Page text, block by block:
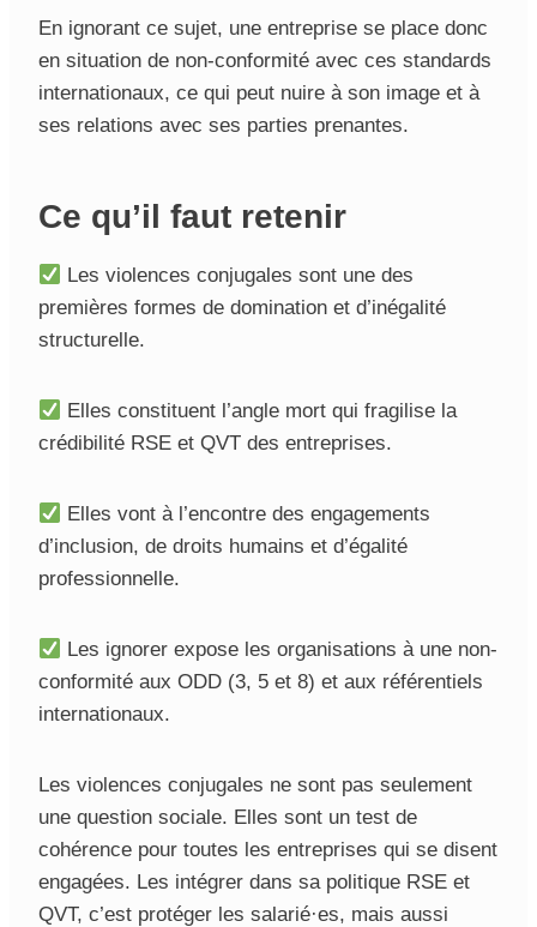
En ignorant ce sujet, une entreprise se place donc
en situation de non-conformité avec ces standards
internationaux, ce qui peut nuire à son image et à
ses relations avec ses parties prenantes.
Ce qu’il faut retenir
Les violences conjugales sont une des
premières formes de domination et d’inégalité
structurelle.
Elles constituent l’angle mort qui fragilise la
crédibilité RSE et QVT des entreprises.
Elles vont à l’encontre des engagements
d’inclusion, de droits humains et d’égalité
professionnelle.
Les ignorer expose les organisations à une non-
conformité aux ODD (3, 5 et 8) et aux référentiels
internationaux.
Les violences conjugales ne sont pas seulement
une question sociale. Elles sont un test de
cohérence pour toutes les entreprises qui se disent
engagées. Les intégrer dans sa politique RSE et
QVT, c’est protéger les salarié·es, mais aussi